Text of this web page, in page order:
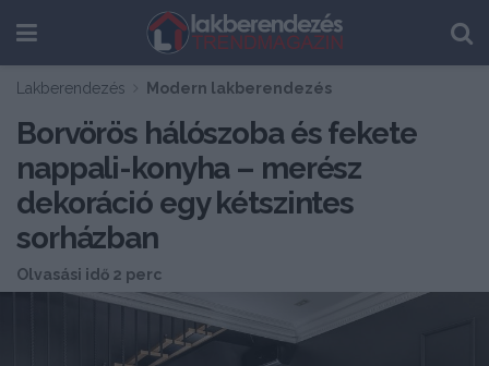
Lakberendezés Modern lakberendezés
Borvörös hálószoba és fekete
nappali-konyha – merész
dekoráció egy kétszintes
sorházban
Olvasási idő 2 perc